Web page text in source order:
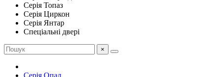
Серія Топаз
Серія Циркон
Серія Янтар
Спеціальні двері
×
Серія Опал